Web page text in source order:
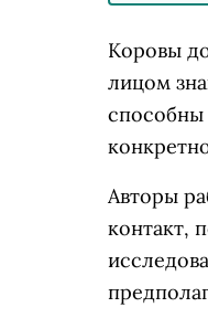
Коровы
лицом
способны
Авторы
контакт,